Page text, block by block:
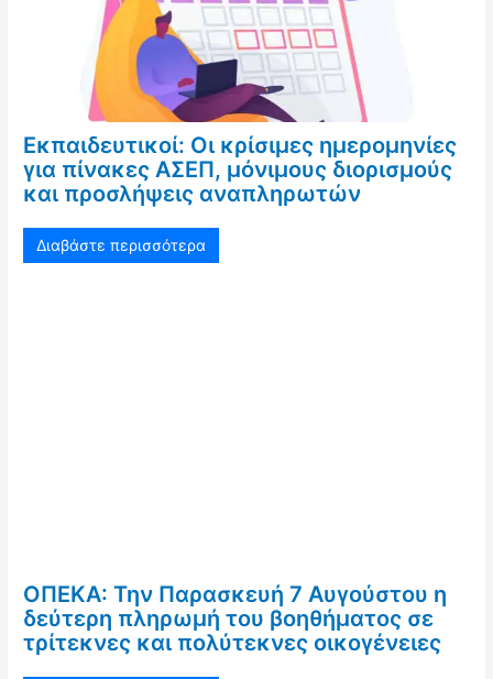
Εκπαιδευτικοί: Οι κρίσιμες ημερομηνίες
για πίνακες ΑΣΕΠ, μόνιμους διορισμούς
και προσλήψεις αναπληρωτών
Διαβάστε περισσότερα
ΟΠΕΚΑ: Την Παρασκευή 7 Αυγούστου η
δεύτερη πληρωμή του βοηθήματος σε
τρίτεκνες και πολύτεκνες οικογένειες